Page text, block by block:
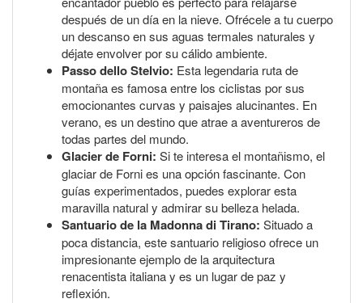
después de un día en la nieve. Ofrécele a tu cuerpo
un descanso en sus aguas termales naturales y
déjate envolver por su cálido ambiente.
Passo dello Stelvio: Esta legendaria ruta de
montaña es famosa entre los ciclistas por sus
emocionantes curvas y paisajes alucinantes. En
verano, es un destino que atrae a aventureros de
todas partes del mundo.
Glacier de Forni: Si te interesa el montañismo, el
glaciar de Forni es una opción fascinante. Con
guías experimentados, puedes explorar esta
maravilla natural y admirar su belleza helada.
Santuario de la Madonna di Tirano: Situado a
poca distancia, este santuario religioso ofrece un
impresionante ejemplo de la arquitectura
renacentista italiana y es un lugar de paz y
reflexión.